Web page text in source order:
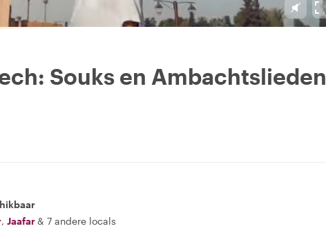
Souks en Ambachtslieden
, Jaafar& 7 andere locals